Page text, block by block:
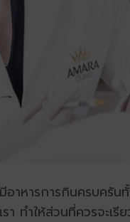
อาหารการกินครบครั
า ทำให้ส่วนที่ควรจะ